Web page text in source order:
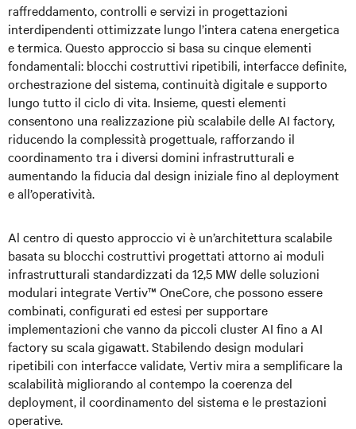
raffreddamento, controlli e servizi in progettazioni
interdipendenti ottimizzate lungo l’intera catena energetica
e termica. Questo approccio si basa su cinque elementi
fondamentali: blocchi costruttivi ripetibili, interfacce definite,
orchestrazione del sistema, continuità digitale e supporto
lungo tutto il ciclo di vita. Insieme, questi elementi
consentono una realizzazione più scalabile delle AI factory,
riducendo la complessità progettuale, rafforzando il
coordinamento tra i diversi domini infrastrutturali e
aumentando la fiducia dal design iniziale fino al deployment
e all’operatività.
Al centro di questo approccio vi è un’architettura scalabile
basata su blocchi costruttivi progettati attorno ai moduli
infrastrutturali standardizzati da 12,5 MW delle soluzioni
modulari integrate Vertiv™ OneCore, che possono essere
combinati, configurati ed estesi per supportare
implementazioni che vanno da piccoli cluster AI fino a AI
factory su scala gigawatt. Stabilendo design modulari
ripetibili con interfacce validate, Vertiv mira a semplificare la
scalabilità migliorando al contempo la coerenza del
deployment, il coordinamento del sistema e le prestazioni
operative.